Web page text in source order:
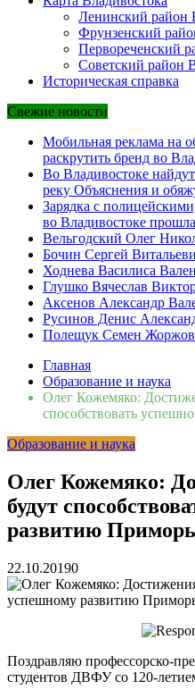
Ленинский район
Фрунзенский
Первореченский
Советский район
Историческая справка
Свежие новости
Мобильная реклама на
раскрутить бренд во
Во Владивостоке
реку Объяснения и
Зарядка с
во Владивостоке
Вельгодский Олег
Бочин Сергей
Ходнева Василиса
Глушко Вячеслав
Аксенов Александр
Русинов Денис
Полещук Семен
Главная
Образование и наука
Олег Кожемяко:
способствовать
Образование и наука
Олег Кожемяко:
будут
развитию
22.10.20190
Поздравляю профессорско-
студентов ДВФУ со 120-